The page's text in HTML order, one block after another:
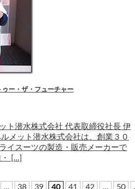
ー・ザ・フューチャー
ト潜水株式会社 代表取締役社長 伊
メット潜水株式会社は、創業３０
イスーツの製造・販売メーカーで
[…]
... 38 39 40 41 42 ... 50